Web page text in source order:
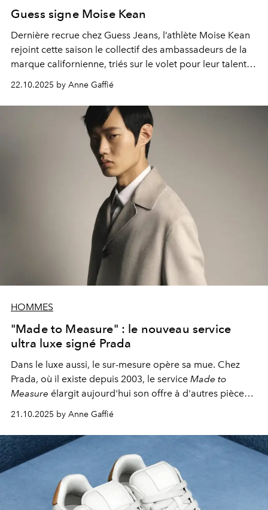
Guess signe Moise Kean
Dernière recrue chez Guess Jeans, l’athlète Moise Kean
rejoint cette saison le collectif des ambassadeurs de la
marque californienne, triés sur le volet pour leur talent
22.10.2025 by Anne Gaffié
HOMMES
"Made to Measure" : le nouveau service
ultra luxe signé Prada
Dans le luxe aussi, le sur-mesure opère sa mue. Chez
Prada, où il existe depuis 2003, le service Made to
Measure élargit aujourd'hui son offre à d'autres pièces
21.10.2025 by Anne Gaffié